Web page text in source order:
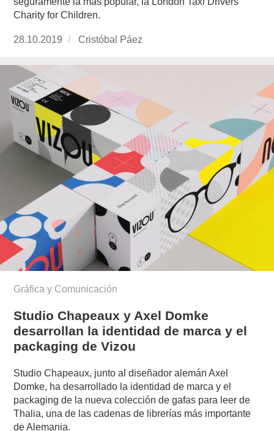
Charity for Children.
Publicado
28.10.2019
https://www.experimenta.es/author/cristobal-
Cristóbal Páez
Gráfica y Comunicación
Studio Chapeaux y Axel Domke
desarrollan la identidad de marca y el
packaging de Vizou
Studio Chapeaux, junto al diseñador alemán Axel
Domke, ha desarrollado la identidad de marca y el
packaging de la nueva colección de gafas para leer de
Thalia, una de las cadenas de librerías más importante
de Alemania.